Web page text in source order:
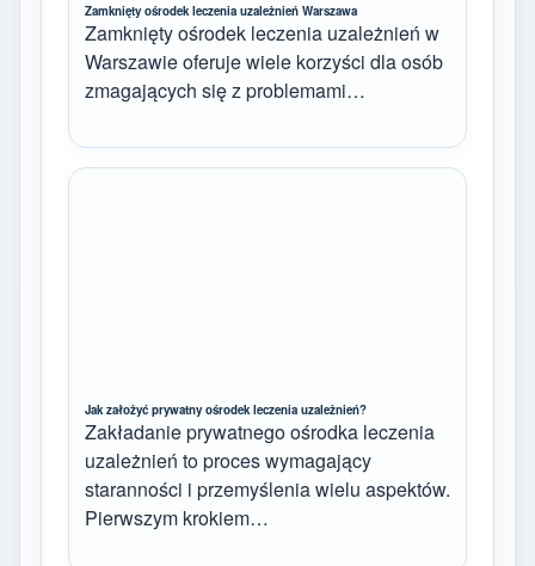
Zamknięty ośrodek leczenia uzależnień Warszawa
Zamknięty ośrodek leczenia uzależnień w
Warszawie oferuje wiele korzyści dla osób
zmagających się z problemami…
Jak założyć prywatny ośrodek leczenia uzależnień?
Zakładanie prywatnego ośrodka leczenia
uzależnień to proces wymagający
staranności i przemyślenia wielu aspektów.
Pierwszym krokiem…